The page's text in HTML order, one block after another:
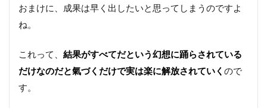
３．
切さ
を実
おまけに、成果は早く出したいと思ってしまうのですよ
ね。
これって、 結果がすべてだという幻想に踊らされている
だけなのだと氣づくだけで実は楽に解放されていく ので
す。